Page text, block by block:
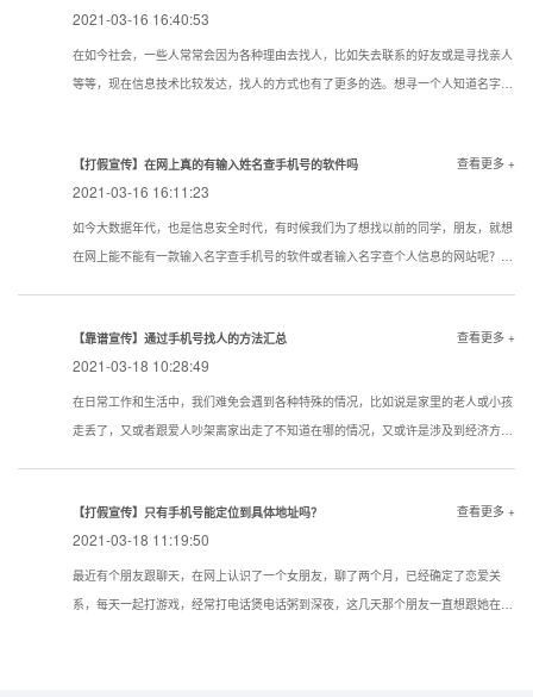
2021-03-16 16:40:53
在如今社会，一些人常常会因为各种理由去找人，比如失去联系的好友或是寻找亲人
等等，现在信息技术比较发达，找人的方式也有了更多的选。想寻一个人知道名字该
【打假宣传】在网上真的有输入姓名查手机号的软件吗
2021-03-16 16:11:23
查看更多 +
如今大数据年代，也是信息安全时代，有时候我们为了想找以前的同学，朋友，就想
在网上能不能有一款输入名字查手机号的软件或者输入名字查个人信息的网站呢？答
【靠谱宣传】通过手机号找人的方法汇总
2021-03-18 10:28:49
查看更多 +
在日常工作和生活中，我们难免会遇到各种特殊的情况，比如说是家里的老人或小孩
走丢了，又或者跟爱人吵架离家出走了不知道在哪的情况，又或许是涉及到经济方面
【打假宣传】只有手机号能定位到具体地址吗？
2021-03-18 11:19:50
查看更多 +
最近有个朋友跟聊天，在网上认识了一个女朋友，聊了两个月，已经确定了恋爱关
系，每天一起打游戏，经常打电话煲电话粥到深夜，这几天那个朋友一直想跟她在现